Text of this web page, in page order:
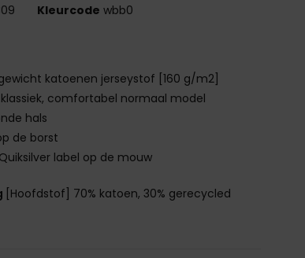
Kleurcode wbb0
katoenen jerseystof [160 g/m2]
klassiek, comfortabel normaal model
hals
de borst
label op de mouw
[Hoofdstof] 70% katoen, 30% gerecycled